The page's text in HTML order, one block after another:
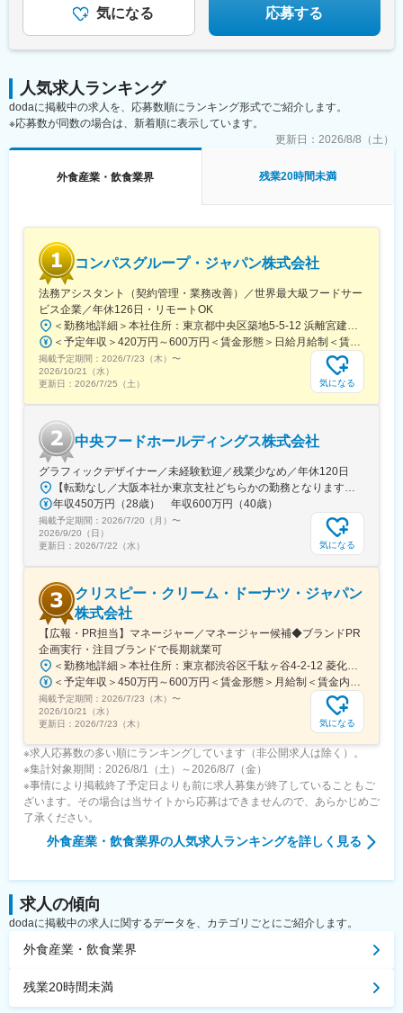
ヤドーム前矢田駅、櫛田駅、西尾駅、りんくう常滑駅、南日永
駅、中津川駅、芦原駅、高茶屋駅、三島広小路駅、山陽姫路駅、
西飾磨駅、広畑駅、南森町駅、江坂駅、伏見駅(京都府)、和泉中央
駅、別府駅(兵庫県)、北巽駅、矢田駅(大阪府)、住道駅、庄内駅(大
阪府)、寝屋川市駅、烏丸駅、千里丘駅、阿倍野駅(地下鉄)、星田
駅、若江岩田駅、心斎橋駅、西大路駅、長尾駅(大阪府)、北条町
駅、なんば駅(南海線)、南彦根駅、鳴尾・武庫川女子大前駅、瀬田
駅(滋賀県)、本町駅、りんくうタウン駅、新大宮駅、夢前川駅、旧
陽塩屋駅、播磨高岡駅、藤井寺駅、箕面萱野駅、北新地駅、堺筋
(徳島県)、壬生川駅、中萩駅、阿波富田駅、鷹ノ子駅、通町筋駅、
高見馬場駅、南大分駅、朝倉街道駅、佐世保中央駅、佐世保駅、
令和コスタ行橋駅、別府駅(大分県)、三里木駅、児島駅、大元駅、
庭瀬駅、備前西市駅、倉敷市駅、水島駅、高島駅(岡山県)、湖山
駅、松江駅、五日市駅、伯耆大山駅、東津山駅、立町駅、徳山
駅、防府駅、山口駅(山口県)、下松駅(山口県)、西条駅(広島県)、
西泉駅、馬替駅、佐久平駅、野町駅、長野駅、東新庄駅、砺波
駅、岡谷駅、速星駅、富山駅、北山形駅、泉駅(福島交通線)、泉中
央駅、長町南駅、飯詰駅、新千歳空港駅(鉄道)、苫小牧駅、上野幌
駅、羽後牛島駅、山形駅、新道東駅、琴似駅(函館本線)、いわき
駅、天童南駅、仙台駅(地下鉄)、七戸十和田駅、青葉通一番町駅、
下北駅、卸町駅(宮城県)、弘前駅、筒井駅(青森県)、秋田駅、旭川
駅、環状通東駅、元町駅(北海道)、愛甲石田駅、京急久里浜駅、寒
川駅、赤坂見附駅、四街道駅、小田林駅、印西牧の原駅、土浦
駅、南宇都宮駅、鉄道博物館駅、獨協大学前駅、新宿駅(東京メト
ロ)、立川駅、横浜駅、虎ノ門駅、茅場町駅、越谷レイクタウン
駅、川俣駅、秋葉原駅、日本橋駅(東京都)、台場駅、東銀座駅、西
国分寺駅、水道橋駅、妙典駅、神保町駅、桜田門駅、浦安駅(千葉
県)、鎌取駅、橋本駅(神奈川県)、京王永山駅、古淵駅、東久留米
駅、笠幡駅、相模大野駅、京成成田駅、常永駅、北柏駅、北朝霞
駅、松岸駅、上尾駅、水戸駅、府中競馬正門前駅、新茂原駅、六
本木駅、地区センター駅、南古谷駅、仲町台駅、蒲田駅、海浜幕
張駅、船橋競馬場駅、東戸塚駅、狭間駅、大船駅、京成曳舟駅、
銀座駅、宇都宮大学陽東キャンパス駅、八千代緑が丘駅、東陽町
駅、センター北駅、品川シーサイド駅、木更津駅、上大岡駅、新
浦安駅、元町・中華街駅、大宝駅、多摩センター駅、綱島駅、川
口駅、浅草橋駅、大森町駅、池袋駅、南砂町駅、新習志野駅、府
中駅(東京都)、分倍河原駅、谷塚駅、青砥駅、武蔵境駅、新松戸
駅、四ツ谷駅、古河駅、松戸駅、五反田駅、スポーツセンター
駅、小手指駅、国領駅、立川北駅、羽貫駅、幕張豊砂駅、船堀
駅、志木駅、上福岡駅、辰巳駅、琴電志度駅、伏石駅、高松築港
駅、明治神宮前駅、新宿西口駅、西早稲田駅、南阿佐ケ谷駅、宝
町駅(東京都)、川崎駅、井の頭公園駅、杉田駅(神奈川県)、茅ケ崎
駅、新日本橋駅、浜川崎駅、南栄駅、青山駅(愛知県)、長久手古戦
場駅、矢田駅(愛知県)、南四日市駅、大阪天満宮駅、四条駅(京都
市営)、阿倍野駅(阪堺線)、四ツ橋駅、なんば駅(地下鉄)、甲子園
駅、元町駅(兵庫県)、神戸駅(兵庫県)、駒ケ林駅、東梅田駅、市役
所前駅(愛媛県)、松山駅(愛媛県)、熊本城・市役所前駅、天文館通
駅、天拝山駅、中佐世保駅、広電五日市駅、八丁堀駅(広島県)、岩
越前駅、東京テレポート駅、九段下駅、竹橋駅、小田急永山駅、
朝霞台駅、乃木坂駅、公園駅、蓮沼駅、南船橋駅、高尾駅(東京
都)、富士見町駅(神奈川県)、曳舟駅、有楽町駅、青物横丁駅、港
南中央駅、小田急多摩センター駅、京王多摩センター駅、両国
川県)、学習院下駅、銀座一丁目駅、扇町駅(大阪府)、京都河原町
駅、天王寺駅前駅、大阪難波駅、日本橋駅(大阪府)、県庁前駅(兵
気になる 応募する
人気求人ランキング
dodaに掲載中の求人を、応募数順にランキング形式でご紹介します。
※応募数が同数の場合は、新着順に表示しています。
更新日： 2026/8/8（土）
外食産業・飲食業界 残業20時間未満
コンパスグループ・ジャパン株式会社
法務アシスタント（契約管理・業務改善）／世界最大級フードサー
ビス企業／年休126日・リモートOK
掲載予定期間： 2026/7/23（木） 〜
2026/10/21（水）
更新日： 2026/7/25（土） 気になる
中央フードホールディングス株式会社
グラフィックデザイナー／未経験歓迎／残業少なめ／年休120日
年収450万円（28歳） 年収600万円（40歳）
掲載予定期間： 2026/7/20（月） 〜
2026/9/20（日）
更新日： 2026/7/22（水） 気になる
クリスピー・クリーム・ドーナツ・ジャパン
株式会社
【広報・PR担当】マネージャー／マネージャー候補◆ブランドPR
企画実行・注目ブランドで長期就業可
掲載予定期間： 2026/7/23（木） 〜
2026/10/21（水）
更新日： 2026/7/23（木） 気になる
※求人応募数の多い順にランキングしています（非公開求人は除く）。
※集計対象期間：2026/8/1（土）～2026/8/7（金）
※事情により掲載終了予定日よりも前に求人募集が終了していることもご
ざいます。その場合は当サイトから応募はできませんので、あらかじめご
了承ください。
外食産業・飲食業界の人気求人ランキングを詳しく見る
求人の傾向
dodaに掲載中の求人に関するデータを、カテゴリごとにご紹介します。
外食産業・飲食業界
残業20時間未満